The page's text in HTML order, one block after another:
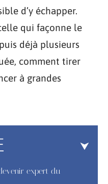
d’y échapper.
qui façonne le
déjà plusieurs
comment tirer
à grandes
expert du